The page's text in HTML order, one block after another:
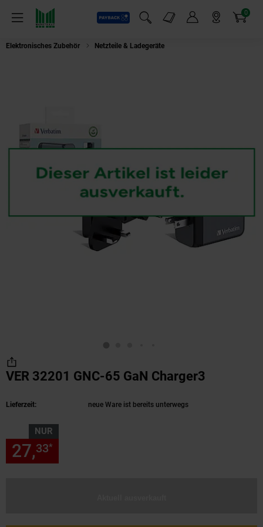
Menü
Payback
Suchfeld einblenden
Markt-Angebote 0
Artikel
Elektronisches Zubehör Netzteile & Ladegeräte
VER 32201 GNC-65 GaN Charger3
Lieferzeit: neue Ware ist bereits unterwegs
NUR
27,33*